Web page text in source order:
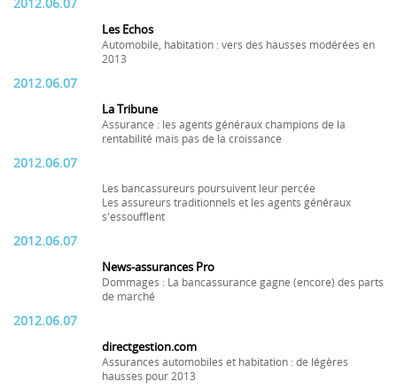
2012.06.07
Les Echos
Automobile, habitation : vers des hausses modérées en
2013
2012.06.07
La Tribune
Assurance : les agents généraux champions de la
rentabilité mais pas de la croissance
2012.06.07
Les bancassureurs poursuivent leur percée
Les assureurs traditionnels et les agents généraux
s'essoufflent
2012.06.07
News-assurances Pro
Dommages : La bancassurance gagne (encore) des parts
de marché
2012.06.07
directgestion.com
Assurances automobiles et habitation : de légères
hausses pour 2013